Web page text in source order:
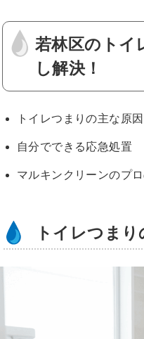
若林区のトイ
し解決！
トイレつまりの主な原因
自分でできる応急処置
マルキンクリーンのプ
トイレつまり